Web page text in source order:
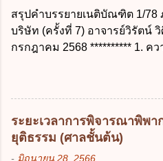
ส่วนบุคคลที่ไม่ส
บุคคลถอนความยิ
ใช้หรือเปิดเผยข้
บุคคลได้ถูกใช้ป
เกิน 90 วัน ข. ลา
ไม่เกิน 90 วันทำ
ง. ลาต่อเนื่องจา
รัฐมนตรี ว่าด้ว
2555 กำหนดให้
กันมาแล้วไม่น้อ
ผ่อนสะสมรวมกั
สรุปคำบรรยายเนติบัณฑิต 1/
บริษัท (ครั้งที่ 7) อาจารย์วิรัตน์
กรกฎาคม 2568 ********** 1. ค
คนใดคนหนึ่งได้จัดทำไปในทา
ของห้างหุ้นส่วน ม.1050 ,
กิจการ การงานของห้าง และป
ต้องจัดการในนามของห้าง ไม่ว่
หรือมีอำนาจจัดการหรือไม่ก็ตา
ระยะเวลาการพิจารณาพิพ
ยุติธรรม (ศาลชั้นต้น)
- มิถุนายน 28, 2566